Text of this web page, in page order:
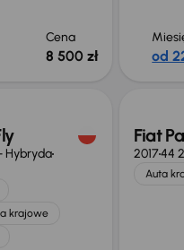
Cena
8 500 zł od
Hybryda
krajowe
Fiat
201744
Auta